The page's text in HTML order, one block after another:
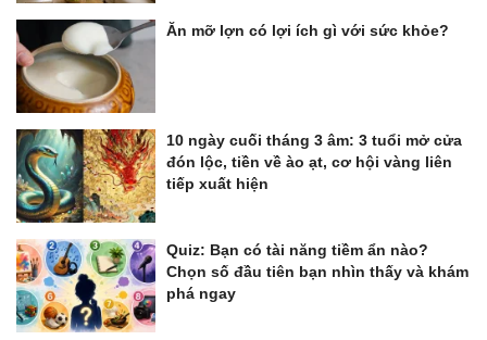
Ăn mỡ lợn có lợi ích gì với sức khỏe?
10 ngày cuối tháng 3 âm: 3 tuổi mở cửa
đón lộc, tiền về ào ạt, cơ hội vàng liên
tiếp xuất hiện
Quiz: Bạn có tài năng tiềm ẩn nào?
Chọn số đầu tiên bạn nhìn thấy và khám
phá ngay